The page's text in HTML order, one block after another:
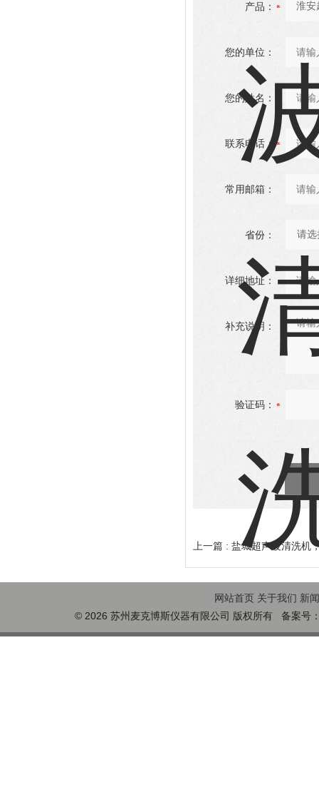
产品：
您的单位：
您的姓名：
联系电话：
常用邮箱：
省份：
详细地址：
补充说明：
验证码：
上一篇 : 盐城超声波清洗机
网站首页 关于我们 新
© 2026 苏州麦克博斯仪器有限公司 版权所有 备案号